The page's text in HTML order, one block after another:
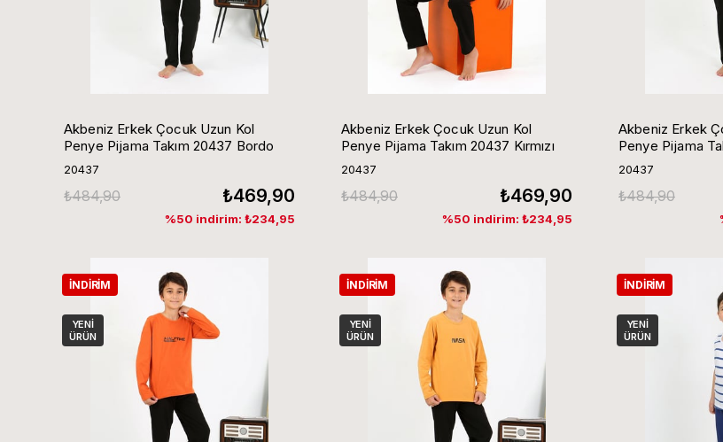
Akbeniz Erkek Çocuk Uzun Kol
Penye Pijama Takım 20437 Bordo
20437
₺469,90
₺484,90
%50 indirim: ₺234,95
Akbeniz Erkek Çocuk Uzun Kol
Penye Pijama Takım 20437 Kırmızı
20437
₺469,90
₺484,90
%50 indirim: ₺234,95
Akbeniz Erkek
Penye Pijama
BuzMavisi
20437
₺484,90
İNDIRIM
YENI
ÜRÜN
İNDIRIM
YENI
ÜRÜN
İNDIRIM
YENI
ÜRÜN